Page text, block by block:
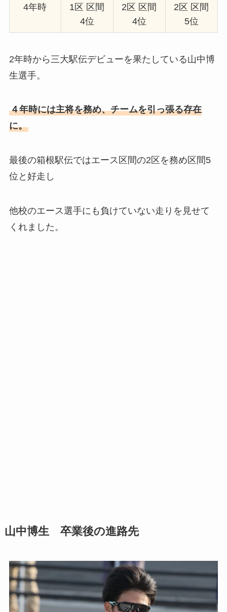
4年時
1区 区間
4位
2区 区間
4位
2区 区間
5位
2年時から三大駅伝デビューを果たしている山中博
生選手。
４年時には主将を務め、チームを引っ張る存在
に。
最後の箱根駅伝ではエース区間の2区を務め区間5
位と好走し
他校のエース選手にも負けていない走りを見せて
くれました。
山中博生 卒業後の進路先